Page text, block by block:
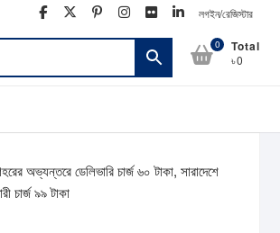
facebook
twitter
pinterest
instagram
flickrlinkedin
লগইন/রেজিস্টার
0 Total
৳0
অভ্যন্তরে ডেলিভারি চার্জ ৬০ টাকা, সারাদেশে
চার্জ ৯৯ টাকা